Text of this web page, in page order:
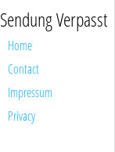
Sendung Verpasst
Home
Contact
Impressum
Privacy